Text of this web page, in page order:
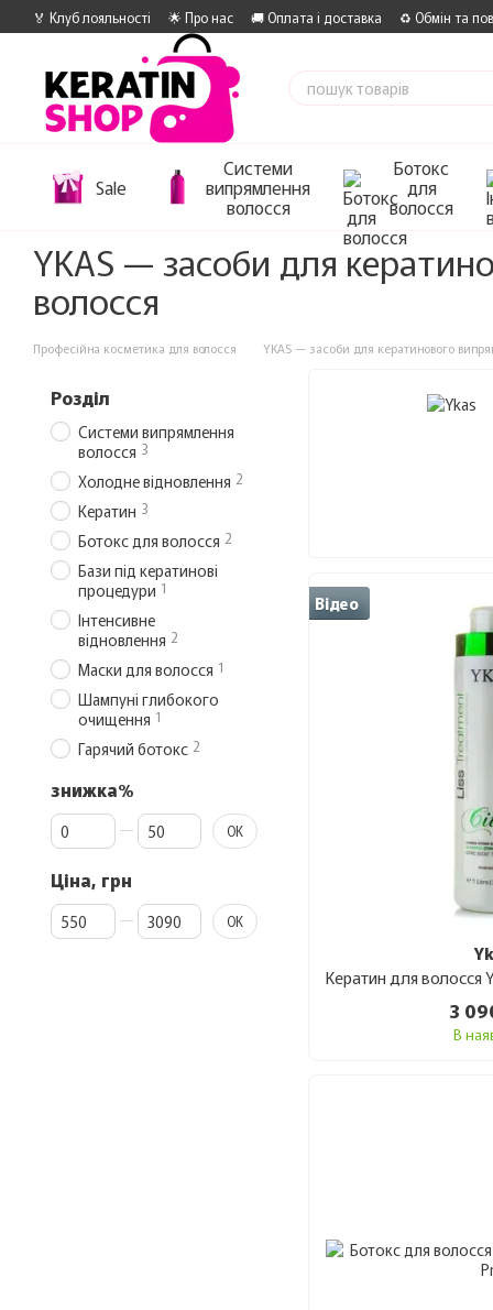
Перейти до основного контенту
🏅 Клуб лояльності 🌟 Про нас 🚚 Оплата і доставка ♻️ Обмін та
Sale
Системи
випрямлення
волосся
Ботокс
для
волосся
YKAS — засоби для
волосся
Професійна косметика для волосся YKAS — засоби для кератинового
Відео
3
В
Розділ
Системи випрямлення
волосся 3
Холодне відновлення 2
Кератин 3
Ботокс для волосся 2
Бази під кератинові
процедури 1
Інтенсивне
відновлення 2
Маски для волосся 1
Шампуні глибокого
очищення 1
Гарячий ботокс 2
знижка%
Від знижка%
До знижка% ОК
Ціна, грн
Від Ціна, грн
До Ціна, грн ОК